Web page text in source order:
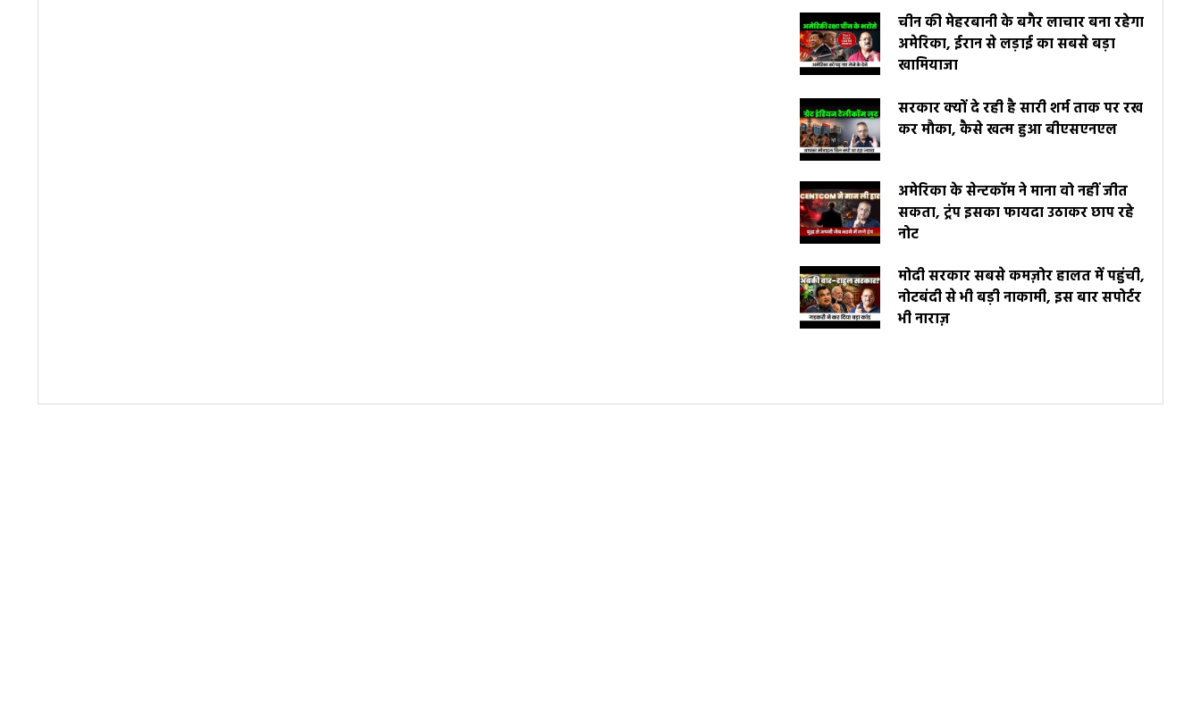
चीन की मेहरबानी के बगैर लाचार बना रहेगा
अमेरिका, ईरान से लड़ाई का सबसे बड़ा
खामियाजा
सरकार क्यों दे रही है सारी शर्म ताक पर रख
कर मौका, कैसे खत्म हुआ बीएसएनएल
अमेरिका के सेन्टकॉम ने माना वो नहीं जीत
सकता, ट्रंप इसका फायदा उठाकर छाप रहे
नोट
मोदी सरकार सबसे कमज़ोर हालत में पहुंची,
नोटबंदी से भी बड़ी नाकामी, इस बार सपोर्टर
भी नाराज़